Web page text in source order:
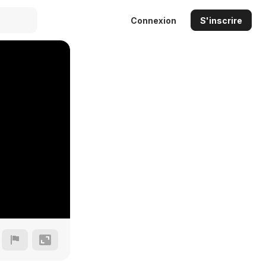
Connexion S'inscrire